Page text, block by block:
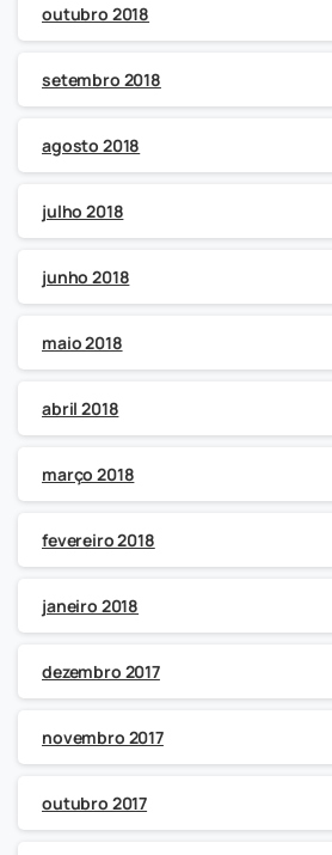
outubro 2018
setembro 2018
agosto 2018
julho 2018
junho 2018
maio 2018
abril 2018
março 2018
fevereiro 2018
janeiro 2018
dezembro 2017
novembro 2017
outubro 2017